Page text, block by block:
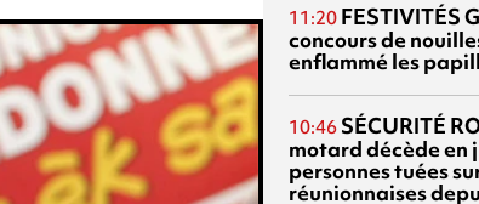
11:20 FESTIVITÉS
concours de
enflammé les
10:46 SÉCURITÉ
motard décède en
personnes tuées
réunionnaises